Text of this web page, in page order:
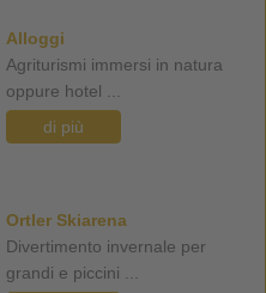
Alloggi
Agriturismi immersi in natura
oppure hotel ...
di più
Ortler Skiarena
Divertimento invernale per
grandi e piccini ...